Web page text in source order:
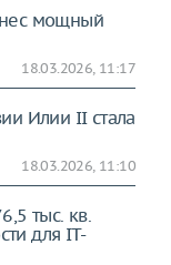
мощный
18.03.2026, 11:17
Илии II стала
18.03.2026, 11:10
тыс. кв.
для IT-